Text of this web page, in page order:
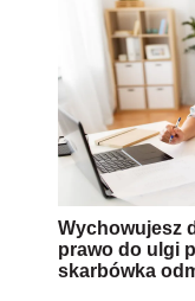
Wychowujesz
prawo do ulgi
skarbówka